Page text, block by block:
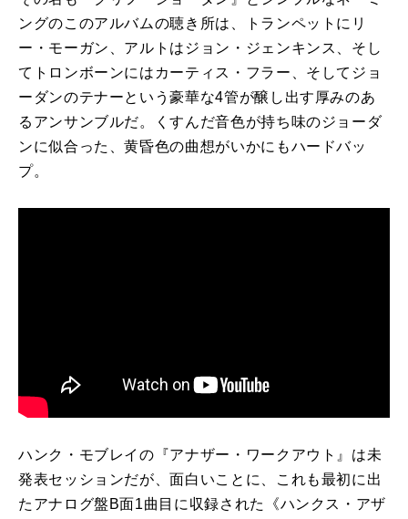
ングのこのアルバムの聴き所は、トランペットにリ
ー・モーガン、アルトはジョン・ジェンキンス、そし
てトロンボーンにはカーティス・フラー、そしてジョ
ーダンのテナーという豪華な4管が醸し出す厚みのあ
るアンサンブルだ。くすんだ音色が持ち味のジョーダ
ンに似合った、黄昏色の曲想がいかにもハードバッ
プ。
ハンク・モブレイの『アナザー・ワークアウト』は未
発表セッションだが、面白いことに、これも最初に出
たアナログ盤 B面1曲目に収録された《ハンクス・アザ